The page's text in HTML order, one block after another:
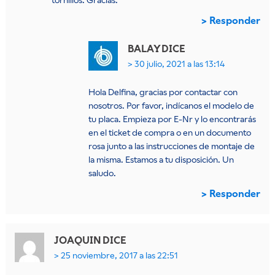
Responder
BALAY DICE
30 julio, 2021 a las 13:14
Hola Delfina, gracias por contactar con
nosotros. Por favor, indícanos el modelo de
tu placa. Empieza por E-Nr y lo encontrarás
en el ticket de compra o en un documento
rosa junto a las instrucciones de montaje de
la misma. Estamos a tu disposición. Un
saludo.
Responder
JOAQUIN DICE
25 noviembre, 2017 a las 22:51